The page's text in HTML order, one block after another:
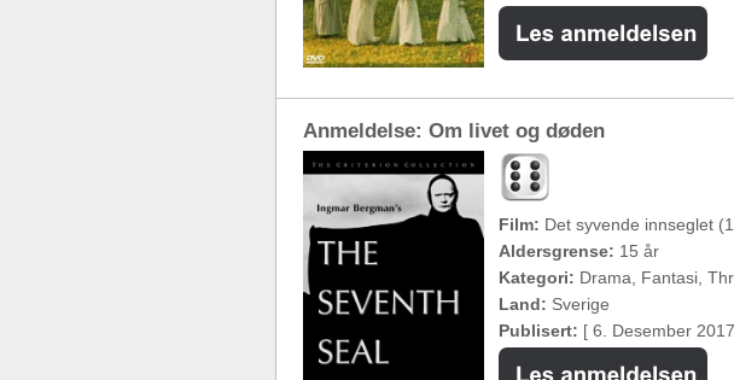
Anmeldelse: Om livet og døden
Film: Det syvende innseglet
Aldersgrense: 15 år
Kategori: Drama, Fantasi,
Land: Sverige
Publisert: [ 6. Desember 2017